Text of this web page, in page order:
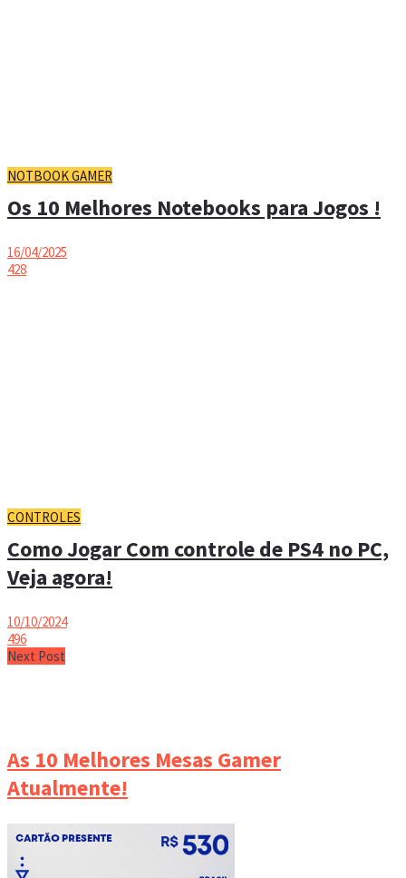
NOTBOOK GAMER
Os 10 Melhores Notebooks para Jogos !
16/04/2025
428
CONTROLES
Como Jogar Com controle de PS4 no PC,
Veja agora!
10/10/2024
496
Next Post
As 10 Melhores Mesas Gamer
Atualmente!